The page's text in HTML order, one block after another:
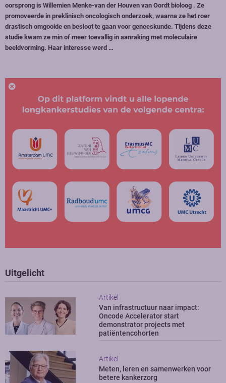
oorsprong is Willemien Menke-van der Houven van Oordt bioloog . Ze
promoveerde in preklinisch oncologisch onderzoek, waarna ze het roer
drastisch omgooide en besloot te gaan voor geneeskunde. Tijdens deze
studie kwam ze min of meer toevallig in aanraking met moleculaire
beeldvorming. Haar interesse werd …
Uitgelicht
Artikel
Van infrastructuur naar impact:
Oncode Accelerator start
demonstrator projects met
patiëntencohorten
Artikel
Meten, leren en samenwerken voor
betere kankerzorg